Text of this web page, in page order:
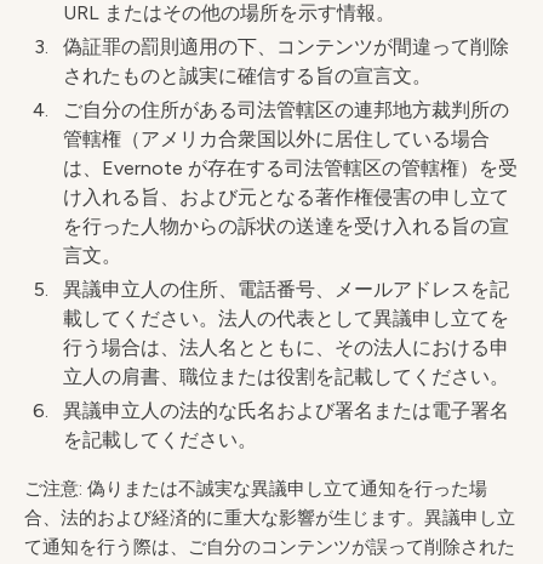
URL またはその他の場所を示す情報。
偽証罪の罰則適用の下、コンテンツが間違って削除
されたものと誠実に確信する旨の宣言文。
ご自分の住所がある司法管轄区の連邦地方裁判所の
管轄権（アメリカ合衆国以外に居住している場合
は、Evernote が存在する司法管轄区の管轄権）を受
け入れる旨、および元となる著作権侵害の申し立て
を行った人物からの訴状の送達を受け入れる旨の宣
言文。
異議申立人の住所、電話番号、メールアドレスを記
載してください。法人の代表として異議申し立てを
行う場合は、法人名とともに、その法人における申
立人の肩書、職位または役割を記載してください。
異議申立人の法的な氏名および署名または電子署名
を記載してください。
ご注意: 偽りまたは不誠実な異議申し立て通知を行った場
合、法的および経済的に重大な影響が生じます。異議申し立
て通知を行う際は、ご自分のコンテンツが誤って削除された